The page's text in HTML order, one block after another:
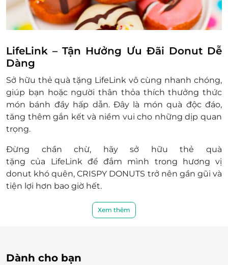
LifeLink – Tận Hưởng Ưu Đãi Donut Dễ
Dàng
Sở hữu thẻ quà tặng LifeLink vô cùng nhanh chóng,
giúp bạn hoặc người thân thỏa thích thưởng thức
món bánh đầy hấp dẫn. Đây là món quà độc đáo,
tăng thêm gắn kết và niềm vui cho những dịp quan
trọng.
Đừng chần chừ, hãy sở hữu thẻ quà
tặng của LifeLinkđể đắm mình trong hương vị
donut khó quên, CRISPY DONUTS trở nên gần gũi và
tiện lợi hơn bao giờ hết.
Xem thêm
Dành cho bạn